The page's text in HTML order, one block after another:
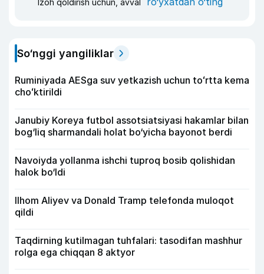
So‘nggi yangiliklar
Ruminiyada AESga suv yetkazish uchun toʻrtta kema
choʻktirildi
Janubiy Koreya futbol assotsiatsiyasi hakamlar bilan
bog‘liq sharmandali holat bo‘yicha bayonot berdi
Navoiyda yollanma ishchi tuproq bosib qolishidan
halok bo‘ldi
Ilhom Aliyev va Donald Tramp telefonda muloqot
qildi
Taqdirning kutilmagan tuhfalari: tasodifan mashhur
rolga ega chiqqan 8 aktyor